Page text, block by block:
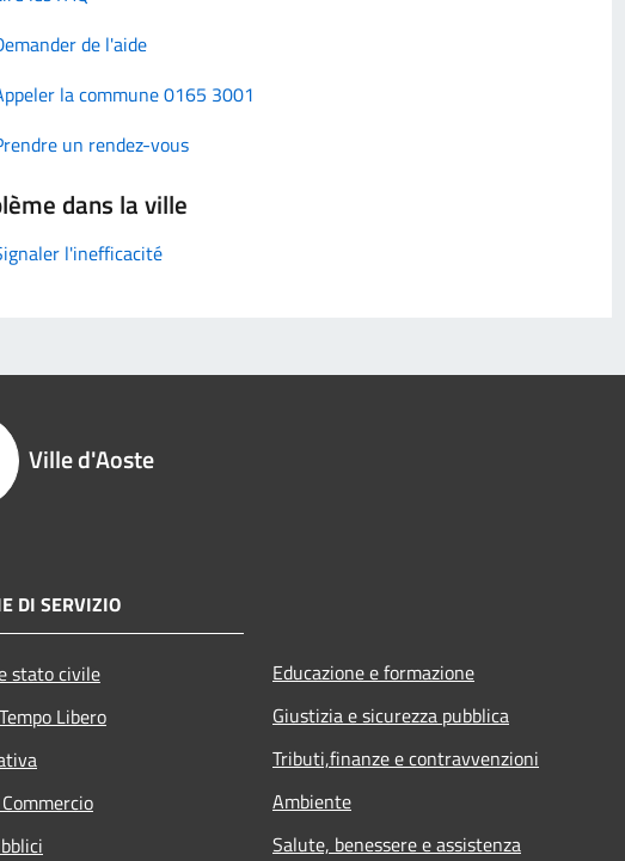
de l'aide
la commune 0165 3001
un rendez-vous
dans la ville
l'inefficacité
Ville d'Aoste
DI SERVIZIO
stato civile
Libero
Educazione e formazione
Giustizia e sicurezza pubblica
Tributi,finanze e contravvenzioni
Ambiente
Salute, benessere e assistenza